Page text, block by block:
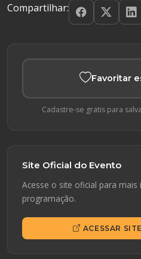
Compartilhar:
Favoritar
Cadastre-se gratis para
Site Oficial do Evento
Acesse o site oficial para
programação.
ACESSAR